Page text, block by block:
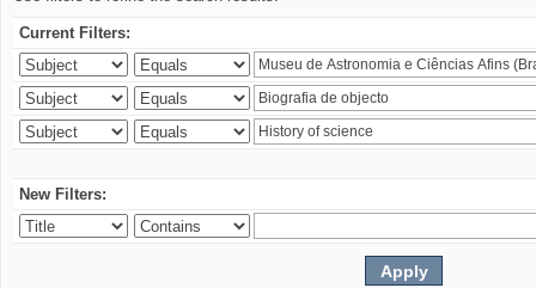
Current Filters:
New Filters: